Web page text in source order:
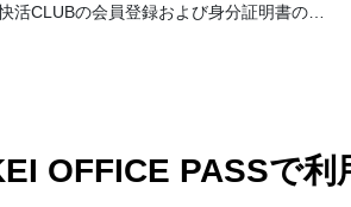
活CLUBの会員登録および身分証明書の提
OFFICE PASSで